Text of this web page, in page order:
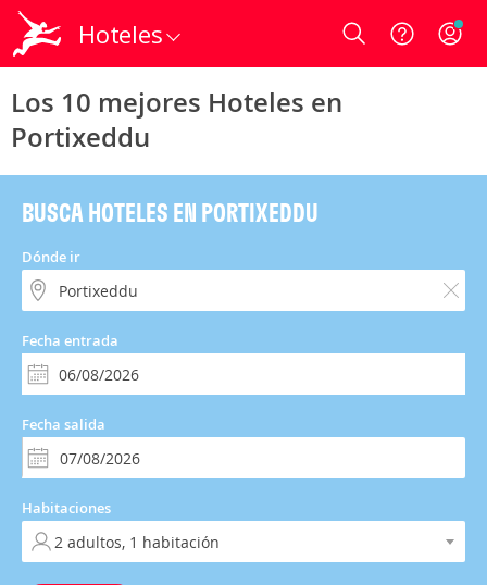
Hoteles Login
Los 10 mejores Hoteles en
Portixeddu
BUSCA HOTELES EN PORTIXEDDU
Dónde ir
Fecha entrada
Fecha salida
Habitaciones